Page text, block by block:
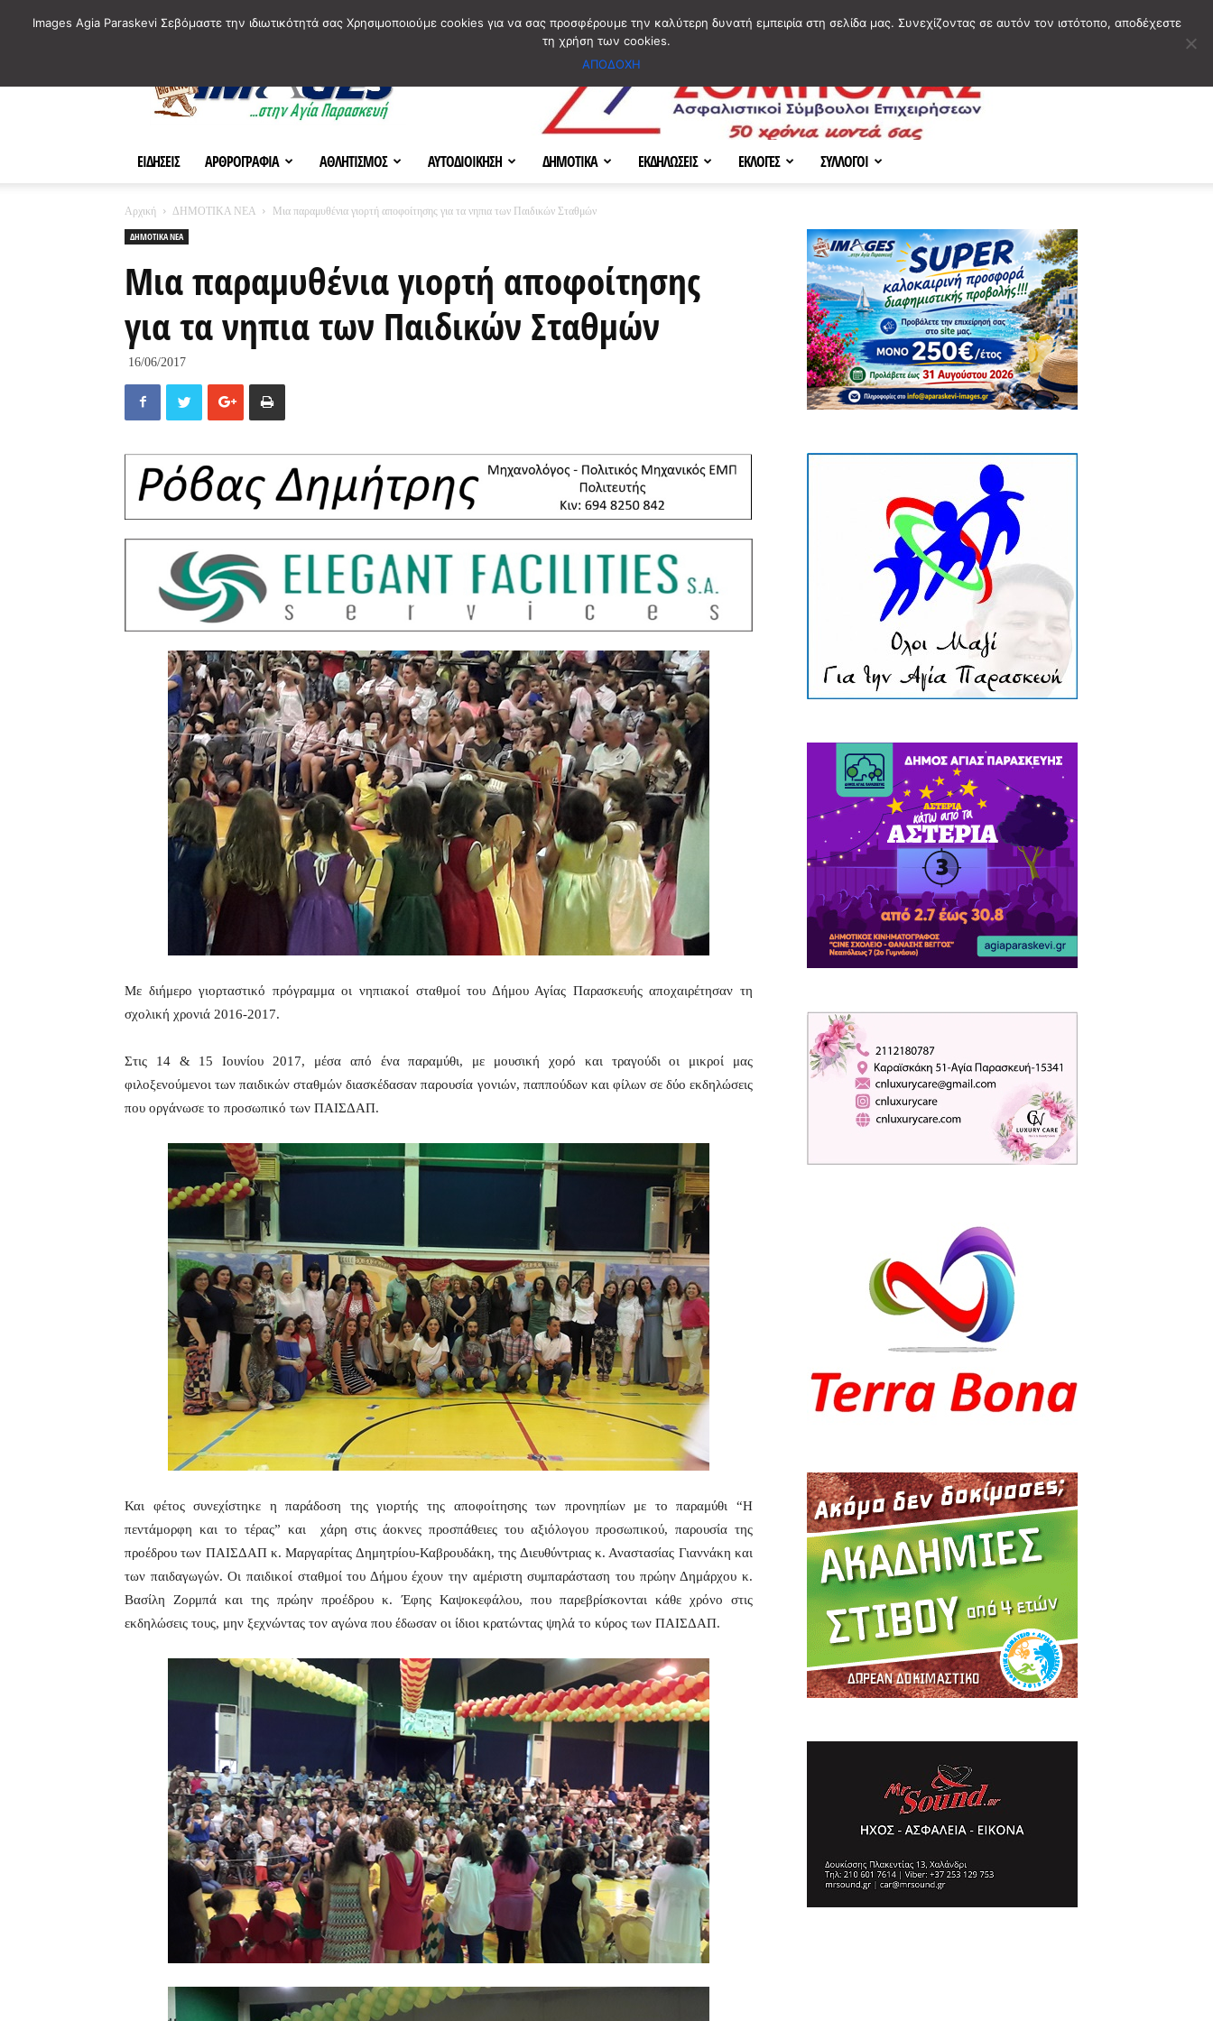
ΕΙΔΗΣΕΙΣ ΑΡΘΡΟΓΡΑΦΙΑ ΑΘΛΗΤΙΣΜΟΣ ΑΥΤΟΔΙΟΙΚΗΣΗ ΔΗΜΟΤΙΚΑ ΕΚΔΗΛΩΣΕΙΣ ΕΚΛΟΓΕΣ ΣΥΛΛΟΓΟΙ
Αρχική ΔΗΜΟΤΙΚΑ ΝΕΑ
Μια παραμυθένια γιορτή αποφοίτησης για τα νηπια των Παιδικών Σταθμών
ΔΗΜΟΤΙΚΑ ΝΕΑ
Μια παραμυθένια γιορτή αποφοίτησης
για τα νηπια των Παιδικών Σταθμών
16/06/2017
Με διήμερο γιορταστικό πρόγραμμα οι νηπιακοί σταθμοί του Δήμου Αγίας Παρασκευής αποχαιρέτησαν τη
σχολική χρονιά 2016-2017.
Στις 14 & 15 Ιουνίου 2017, μέσα από ένα παραμύθι, με μουσική χορό και τραγούδι οι μικροί μας
φιλοξενούμενοι των παιδικών σταθμών διασκέδασαν παρουσία γονιών, παππούδων και φίλων σε δύο εκδηλώσεις
που οργάνωσε το προσωπικό των ΠΑΙΣΔΑΠ.
Και φέτος συνεχίστηκε η παράδοση της γιορτής της αποφοίτησης των προνηπίων με το παραμύθι “Η
πεντάμορφη και το τέρας” και χάρη στις άοκνες προσπάθειες του αξιόλογου προσωπικού, παρουσία της
προέδρου των ΠΑΙΣΔΑΠ κ. Μαργαρίτας Δημητρίου-Καβρουδάκη, της Διευθύντριας κ. Αναστασίας Γιαννάκη και
των παιδαγωγών. Οι παιδικοί σταθμοί του Δήμου έχουν την αμέριστη συμπαράσταση του πρώην Δημάρχου κ.
Βασίλη Ζορμπά και της πρώην προέδρου κ. Έφης Καψοκεφάλου, που παρεβρίσκονται κάθε χρόνο στις
εκδηλώσεις τους, μην ξεχνώντας τον αγώνα που έδωσαν οι ίδιοι κρατώντας ψηλά το κύρος των ΠΑΙΣΔΑΠ.
Images Agia Paraskevi Σεβόμαστε την ιδιωτικότητά σας Χρησιμοποιούμε cookies για να σας προσφέρουμε την καλύτερη δυνατή εμπειρία στη σελίδα μας. Συνεχίζοντας σε αυτόν τον ιστότοπο, αποδέχεστε
τη χρήση των cookies.
ΑΠΟΔΟΧΗ